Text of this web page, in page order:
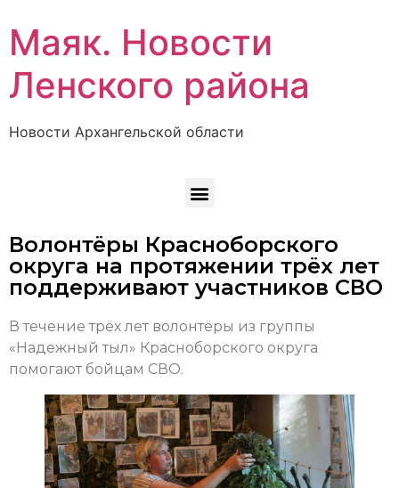
Маяк. Новости
Ленского района
Новости Архангельской области
Волонтёры Красноборского
округа на протяжении трёх лет
поддерживают участников СВО
В течение трёх лет волонтёры из группы
«Надежный тыл» Красноборского округа
помогают бойцам СВО.